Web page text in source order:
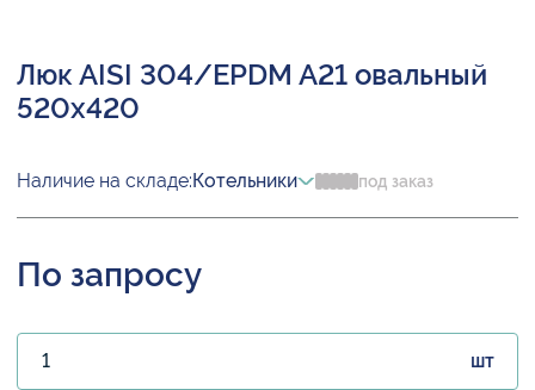
Люк AISI 304/EPDM A21 овальный
520х420
Наличие на складе:Котельники под заказ
По запросу
шт